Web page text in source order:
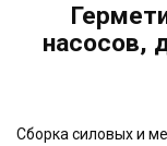
насосов,
Сборка силовых и